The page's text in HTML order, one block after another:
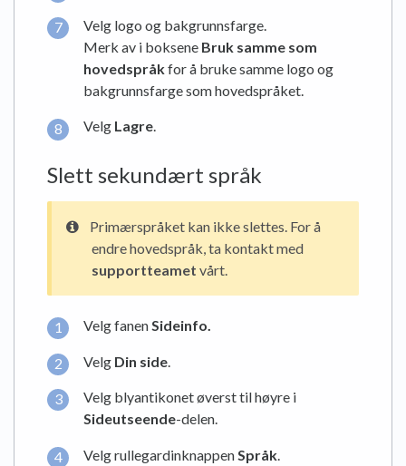
Velg logo og bakgrunnsfarge.
Merk av i boksene Bruk samme som
hovedspråkfor å bruke samme logo og
bakgrunnsfarge som hovedspråket.
Velg Lagre.
Slett sekundært språk
Primærspråket kan ikke slettes. For å
endre hovedspråk, ta kontakt med
supportteamet vårt.
Velg fanenSideinfo.
Velg Din side
Velg blyantikonet øverst til høyre i
Sideutseende-delen.
Velg rullegardinknappen Språk